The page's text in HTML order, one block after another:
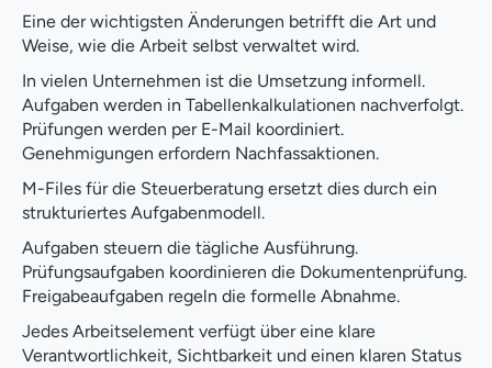
Eine der wichtigsten Änderungen betrifft die Art und
Weise, wie die Arbeit selbst verwaltet wird.
In vielen Unternehmen ist die Umsetzung informell.
Aufgaben werden in Tabellenkalkulationen nachverfolgt.
Prüfungen werden per E-Mail koordiniert.
Genehmigungen erfordern Nachfassaktionen.
M-Files für die Steuerberatung ersetzt dies durch ein
strukturiertes Aufgabenmodell.
Aufgaben steuern die tägliche Ausführung.
Prüfungsaufgaben koordinieren die Dokumentenprüfung.
Freigabeaufgaben regeln die formelle Abnahme.
Jedes Arbeitselement verfügt über eine klare
Verantwortlichkeit, Sichtbarkeit und einen klaren Status